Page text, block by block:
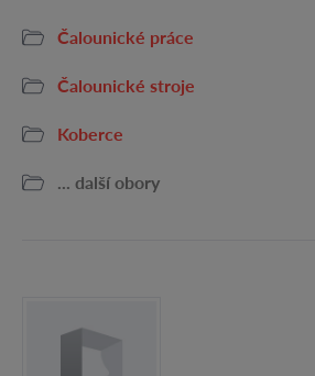
Čalounické práce
Čalounické stroje
Koberce
... další obory